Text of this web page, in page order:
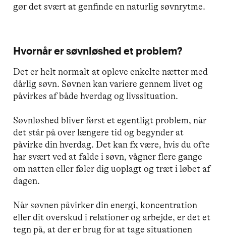
gør det svært at genfinde en naturlig søvnrytme.
Hvornår er søvnløshed et problem?
Det er helt normalt at opleve enkelte nætter med
dårlig søvn. Søvnen kan variere gennem livet og
påvirkes af både hverdag og livssituation.
Søvnløshed bliver først et egentligt problem, når
det står på over længere tid og begynder at
påvirke din hverdag. Det kan fx være, hvis du ofte
har svært ved at falde i søvn, vågner flere gange
om natten eller føler dig uoplagt og træt i løbet af
dagen.
Når søvnen påvirker din energi, koncentration
eller dit overskud i relationer og arbejde, er det et
tegn på, at der er brug for at tage situationen